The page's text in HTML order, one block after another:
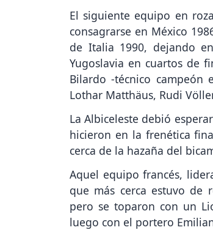
El siguiente equipo en
consagrarse en México
de Italia 1990, dejando
Yugoslavia en cuartos de
Bilardo -técnico campeón
Lothar Matthäus, Rudi
La Albiceleste debió
hicieron en la frenética
cerca de la hazaña del
Aquel equipo francés,
que más cerca estuvo de
pero se toparon con un
luego con el portero